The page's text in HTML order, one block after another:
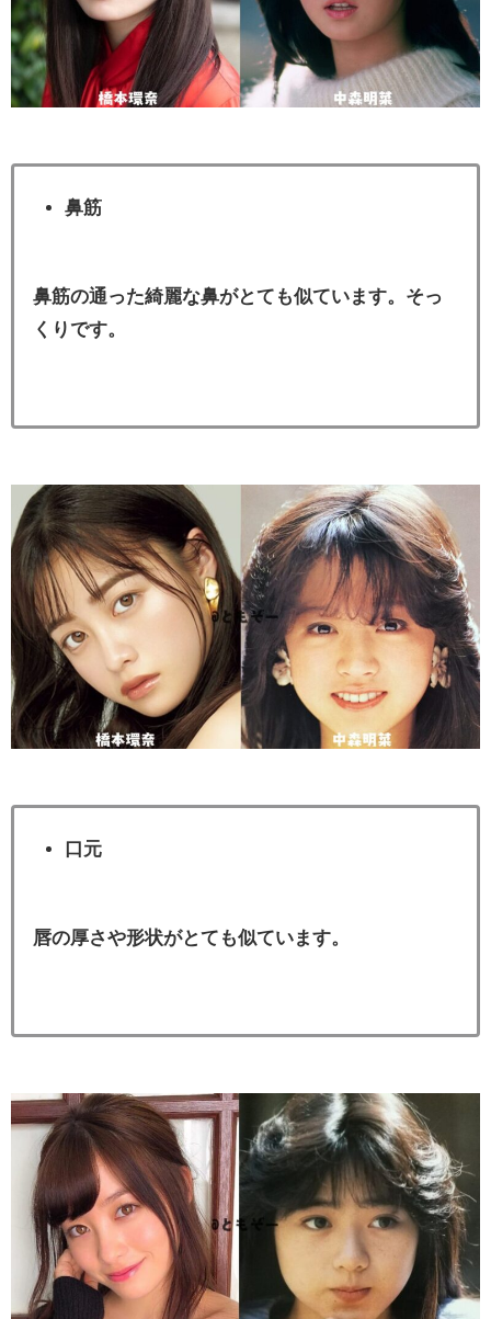
鼻筋
鼻筋の通った綺麗な鼻がとても似ています。そっ
くりです。
口元
唇の厚さや形状がとても似ています。